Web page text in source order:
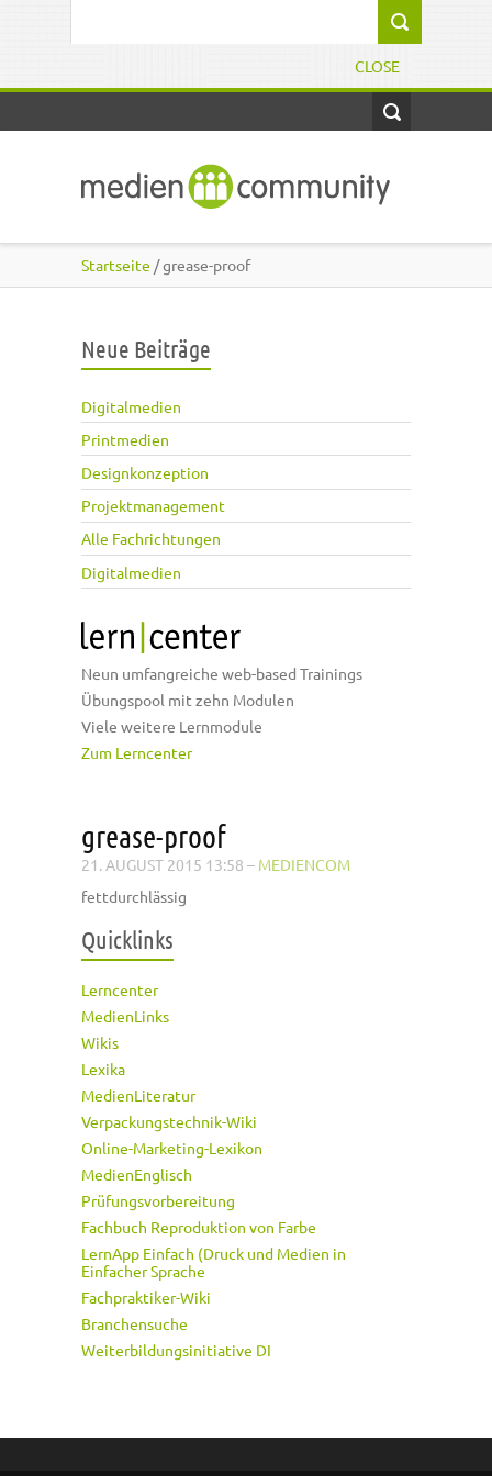
CLOSE
Startseite / grease-proof
Neue Beiträge
Digitalmedien
Printmedien
Designkonzeption
Projektmanagement
Alle Fachrichtungen
Digitalmedien
Neun umfangreiche web-based Trainings
Übungspool mit zehn Modulen
Viele weitere Lernmodule
Zum Lerncenter
grease-proof
21. AUGUST 2015 13:58 – MEDIENCOM
fettdurchlässig
Quicklinks
Lerncenter
MedienLinks
Wikis
Lexika
MedienLiteratur
Verpackungstechnik-Wiki
Online-Marketing-Lexikon
MedienEnglisch
Prüfungsvorbereitung
Fachbuch Reproduktion von Farbe
LernApp Einfach (Druck und Medien in
Einfacher Sprache
Fachpraktiker-Wiki
Branchensuche
Weiterbildungsinitiative DI